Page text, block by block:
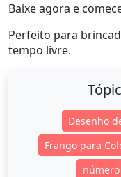
Baixe agora e
Perfeito para
tempo livre.
Desenho
Frango para